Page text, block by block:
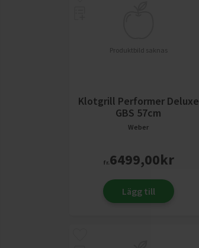
Produktbild saknas
Klotgrill Performer Deluxe
GBS 57cm
Weber
fr.6499,00kr
Lägg till